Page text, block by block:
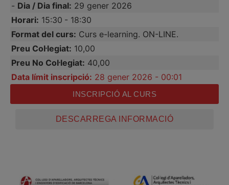
- Dia / Dia final: 29 gener 2026
Horari: 15:30 - 18:30
Format del curs: Curs e-learning. ON-LINE.
Preu Col·legiat: 10,00
Preu No Col·legiat: 40,00
Data límit inscripció: 28 gener 2026 - 00:01
INSCRIPCIÓ AL CURS
DESCARREGA INFORMACIÓ